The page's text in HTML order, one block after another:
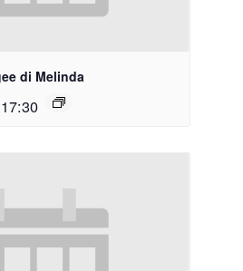
di Melinda
17:30